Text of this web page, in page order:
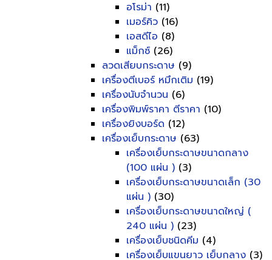
อโรม่า (11)
เมอร์คิว (16)
เอสดีไอ (8)
แม็กซ์ (26)
ลวดเสียบกระดาษ (9)
เครื่องตีเบอร์ หมึกเติม (19)
เครื่องนับจำนวน (6)
เครื่องพิมพ์ราคา ตีราคา (10)
เครื่องยิงบอร์ด (12)
เครื่องเย็บกระดาษ (63)
เครื่องเย็บกระดาษขนาดกลาง
(100 แผ่น ) (3)
เครื่องเย็บกระดาษขนาดเล็ก (30
แผ่น ) (30)
เครื่องเย็บกระดาษขนาดใหญ่ (
240 แผ่น ) (23)
เครื่องเย็บชนิดคีม (4)
เครื่องเย็บแขนยาว เย็บกลาง (3)